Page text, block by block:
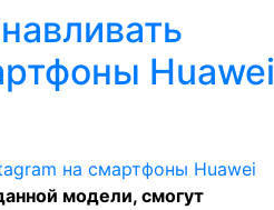
Huawei
модели, смогут